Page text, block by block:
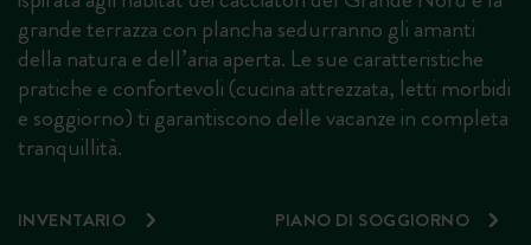
grande terrazza con plancha sedurranno gli amanti
della natura e dell’aria aperta. Le sue caratteristiche
pratiche e confortevoli (cucina attrezzata, letti morbidi
e soggiorno) ti garantiscono delle vacanze in completa
tranquillità.
INVENTARIO
PIANO DI SOGGIORNO